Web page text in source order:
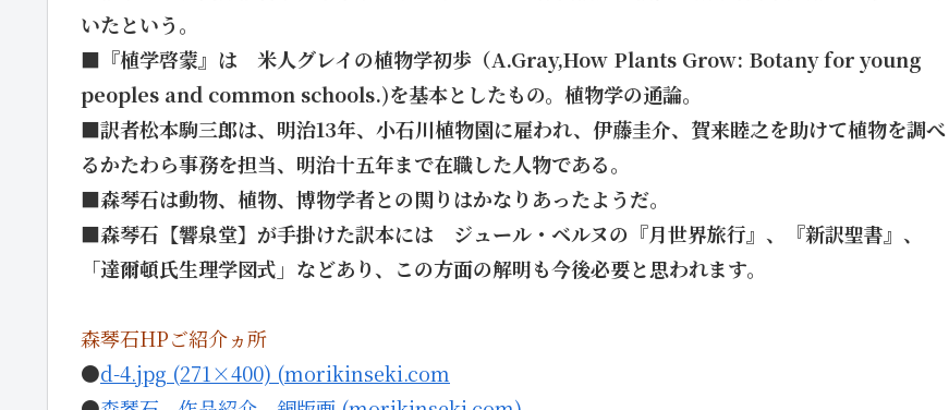
いたという。
■『植学啓蒙』は 米人グレイの植物学初歩（A.Gray,How Plants Grow: Botany for young
peoples and common schools.)を基本としたもの。植物学の通論。
■訳者松本駒三郎は、明治13年、小石川植物園に雇われ、伊藤圭介、賀来睦之を助けて植物を調べ
るかたわら事務を担当、明治十五年まで在職した人物である。
■森琴石は動物、植物、博物学者との関りはかなりあったようだ。
■森琴石【響泉堂】が手掛けた訳本には ジュール・ベルヌの『月世界旅行』、『新訳聖書』、
「達爾頓氏生理学図式」などあり、この方面の解明も今後必要と思われます。
森琴石HPご紹介ヵ所
●d-4.jpg (271×400) (morikinseki.com